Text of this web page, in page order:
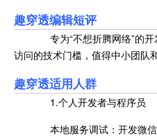
趣穿透编辑短评
专为“不想折腾网络”的开
访问的技术门槛，值得中小团队
趣穿透适用人群
1.个人开发者与程序员
本地服务调试：开发微信